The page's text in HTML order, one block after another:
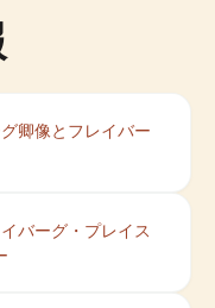
卿像とフレイバー
バーグ・プレイス